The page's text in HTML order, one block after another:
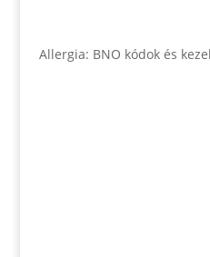
Allergia: BNO kódok és